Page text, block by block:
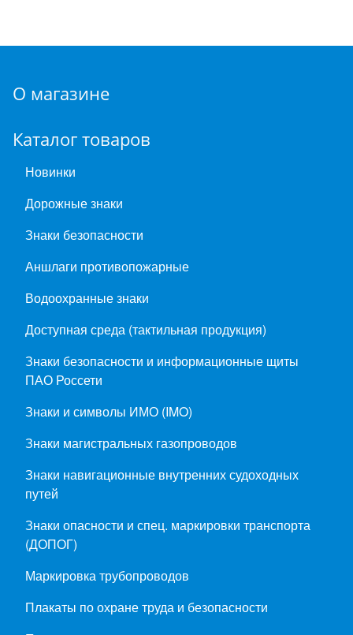
О магазине
Каталог товаров
Новинки
Дорожные знаки
Знаки безопасности
Аншлаги противопожарные
Водоохранные знаки
Доступная среда (тактильная продукция)
Знаки безопасности и информационные щиты
ПАО Россети
Знаки и символы ИМО (IMO)
Знаки магистральных газопроводов
Знаки навигационные внутренних судоходных
путей
Знаки опасности и спец. маркировки транспорта
(ДОПОГ)
Маркировка трубопроводов
Плакаты по охране труда и безопасности